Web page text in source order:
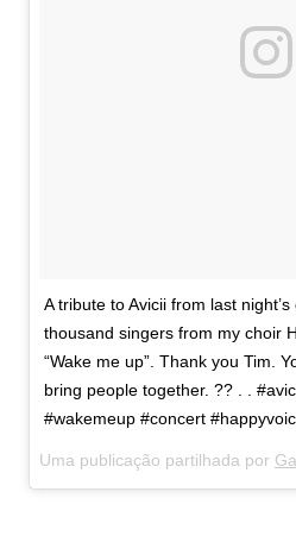
A tribute to Avicii from last
thousand singers from my choir
“Wake me up”. Thank you Tim.
bring people together. ?? . .
#wakemeup #concert
Uma publicação partilhada por